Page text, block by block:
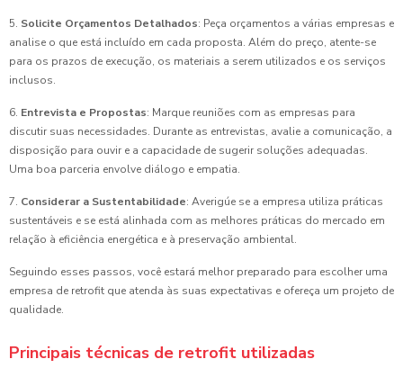
5. Solicite Orçamentos Detalhados: Peça orçamentos a várias empresas e
analise o que está incluído em cada proposta. Além do preço, atente-se
para os prazos de execução, os materiais a serem utilizados e os serviços
inclusos.
6. Entrevista e Propostas: Marque reuniões com as empresas para
discutir suas necessidades. Durante as entrevistas, avalie a comunicação, a
disposição para ouvir e a capacidade de sugerir soluções adequadas.
Uma boa parceria envolve diálogo e empatia.
7. Considerar a Sustentabilidade: Averigúe se a empresa utiliza práticas
sustentáveis e se está alinhada com as melhores práticas do mercado em
relação à eficiência energética e à preservação ambiental.
Seguindo esses passos, você estará melhor preparado para escolher uma
empresa de retrofit que atenda às suas expectativas e ofereça um projeto de
qualidade.
Principais técnicas de retrofit utilizadas